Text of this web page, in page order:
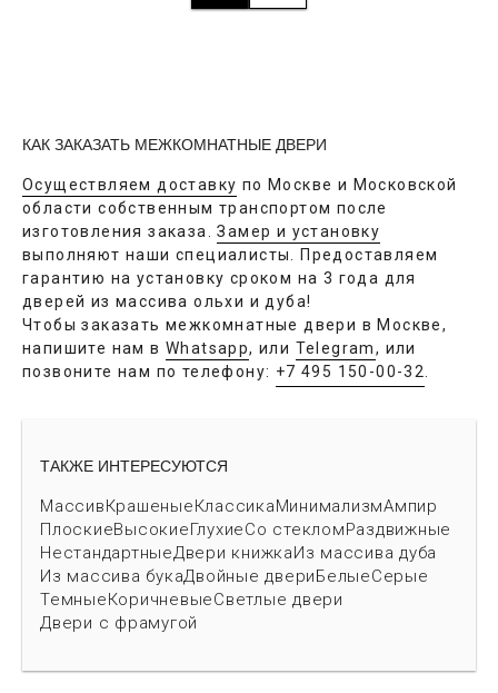
КАК ЗАКАЗАТЬ МЕЖКОМНАТНЫЕ ДВЕРИ
Осуществляем доставку по Москве и Московской
области собственным транспортом после
изготовления заказа.Замер и установку
выполняют наши специалисты. Предоставляем
гарантию на установку сроком на 3 года для
дверей из массива ольхи и дуба!
Чтобы заказать межкомнатные двери в Москве,
напишите нам в Whatsapp, или Telegram, или
позвоните нам по телефону: +7 495 150-00-32
ТАКЖЕ ИНТЕРЕСУЮТСЯ
МассивКрашеныеКлассикаМинимализмАмпир
ПлоскиеВысокиеГлухиеСо стекломРаздвижные
НестандартныеДвери книжкаИз массива дуба
Из массива букаДвойные двериБелыеСерые
ТемныеКоричневыеСветлые двери
Двери с фрамугой